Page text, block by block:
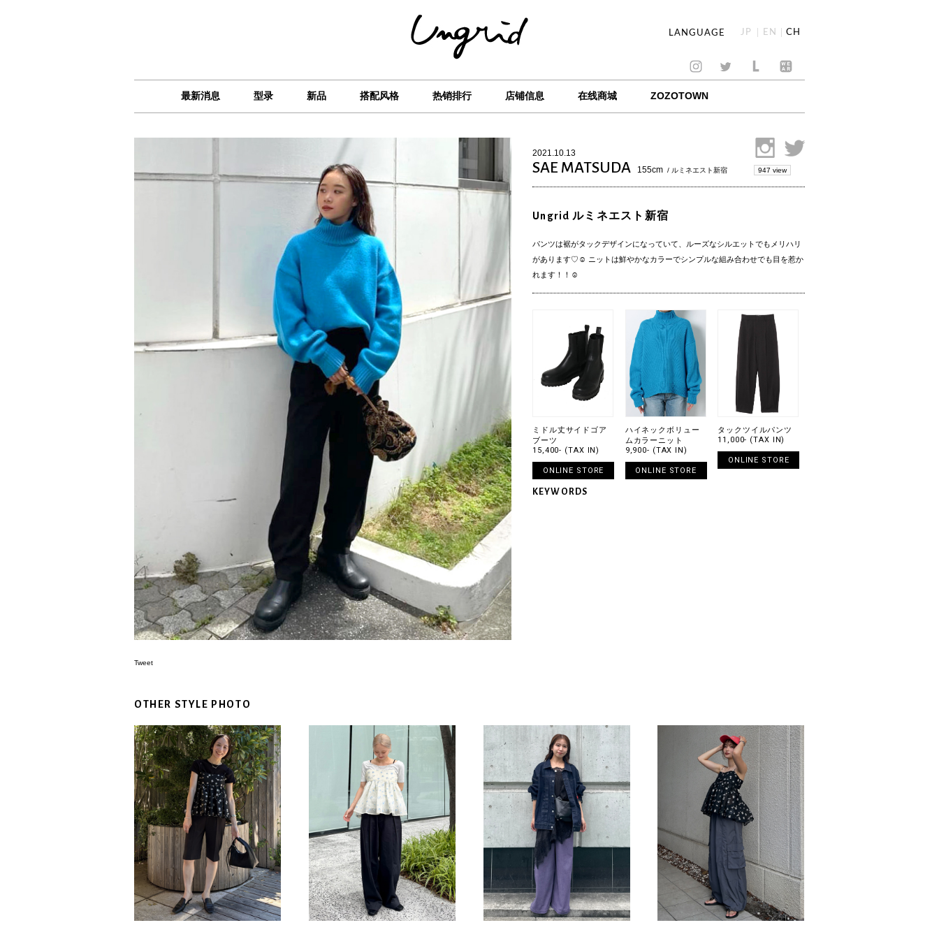
LANGUAGE JP EN CH
最新消息 型录 新品 搭配风格 热销排行 店铺信息 在线商城 ZOZOTOWN
Tweet
2021.10.13
SAE MATSUDA 155cm / ルミネエスト新宿 947 view
Ungrid ルミネエスト新宿
パンツは裾がタックデザインになっていて、ルーズなシルエットでもメリハリ
があります♡☺︎ ニットは鮮やかなカラーでシンプルな組み合わせでも目を惹か
れます！！☺︎
ミドル丈サイドゴア
ブーツ
15,400- (TAX IN)
ONLINE STORE
ハイネックボリュー
ムカラーニット
9,900- (TAX IN)
ONLINE STORE
タックツイルパンツ
11,000- (TAX IN)
ONLINE STORE
KEYWORDS
OTHER STYLE PHOTO